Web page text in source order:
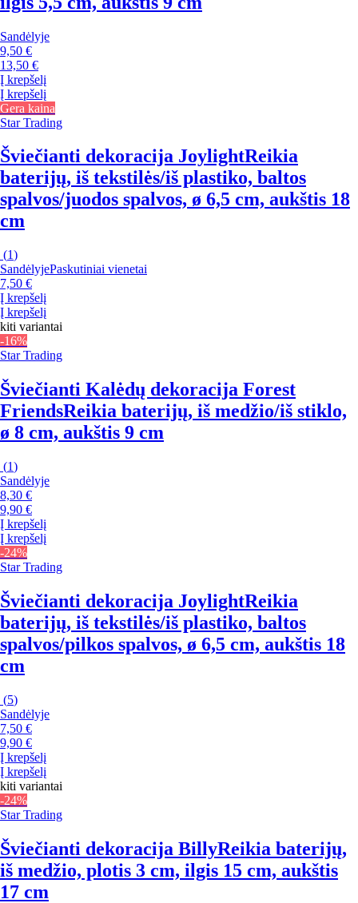
Sandėlyje
9,50 €
13,50 €
Į krepšelį
Į krepšelį
Gera kaina
Star Trading
Šviečianti dekoracija JoylightReikia
baterijų, iš tekstilės/iš plastiko, baltos
spalvos/juodos spalvos, ø 6,5 cm, aukštis 18
cm
(1)
SandėlyjePaskutiniai vienetai
7,50 €
Į krepšelį
Į krepšelį
kiti variantai
-16%
Star Trading
Šviečianti Kalėdų dekoracija Forest
FriendsReikia baterijų, iš medžio/iš stiklo,
ø 8 cm, aukštis 9 cm
(1)
Sandėlyje
8,30 €
9,90 €
Į krepšelį
Į krepšelį
-24%
Star Trading
Šviečianti dekoracija JoylightReikia
baterijų, iš tekstilės/iš plastiko, baltos
spalvos/pilkos spalvos, ø 6,5 cm, aukštis 18
cm
(5)
Sandėlyje
7,50 €
9,90 €
Į krepšelį
Į krepšelį
kiti variantai
-24%
Star Trading
Šviečianti dekoracija BillyReikia baterijų,
iš medžio, plotis 3 cm, ilgis 15 cm, aukštis
17 cm